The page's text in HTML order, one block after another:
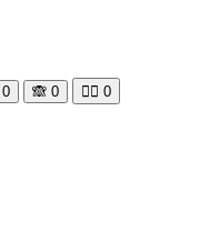
0 🙈 0 🧘‍♀️ 0